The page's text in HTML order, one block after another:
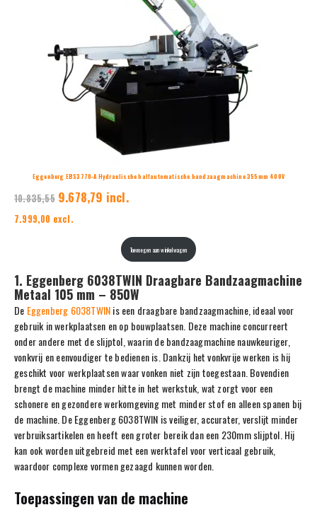
Eggenberg EBS3770-A Hydraulische halfautomatische bandzaagmachine 355mm 400V
10.835,55 9.678,79 incl.
7.999,00 excl.
Toevoegen aan winkelwagen
1. Eggenberg 6038TWIN Draagbare Bandzaagmachine
Metaal 105 mm – 850W
De Eggenberg 6038TWINis een draagbare bandzaagmachine, ideaal voor
gebruik in werkplaatsen en op bouwplaatsen. Deze machine concurreert
onder andere met de slijptol, waarin de bandzaagmachine nauwkeuriger,
vonkvrij en eenvoudiger te bedienen is. Dankzij het vonkvrije werken is hij
geschikt voor werkplaatsen waar vonken niet zijn toegestaan. Bovendien
brengt de machine minder hitte in het werkstuk, wat zorgt voor een
schonere en gezondere werkomgeving met minder stof en alleen spanen bij
de machine. De Eggenberg 6038TWIN is veiliger, accurater, verslijt minder
verbruiksartikelen en heeft een groter bereik dan een 230mm slijptol. Hij
kan ook worden uitgebreid met een werktafel voor verticaal gebruik,
waardoor complexe vormen gezaagd kunnen worden.
Toepassingen van de machine